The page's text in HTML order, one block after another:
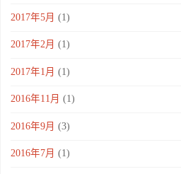
2017年5月 (1)
2017年2月 (1)
2017年1月 (1)
2016年11月 (1)
2016年9月 (3)
2016年7月 (1)